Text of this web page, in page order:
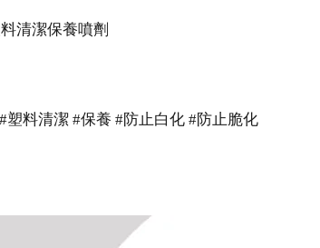
清潔保養噴劑
料清潔 #保養 #防止白化 #防止脆化